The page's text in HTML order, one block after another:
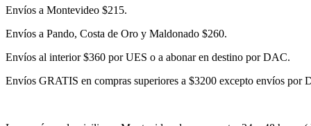
Envíos a Montevideo $215.
Envíos a Pando, Costa de Oro y Maldonado $260.
Envíos al interior $360 por UES o a abonar en destino por DAC.
Envíos GRATIS en compras superiores a $3200 excepto envíos por